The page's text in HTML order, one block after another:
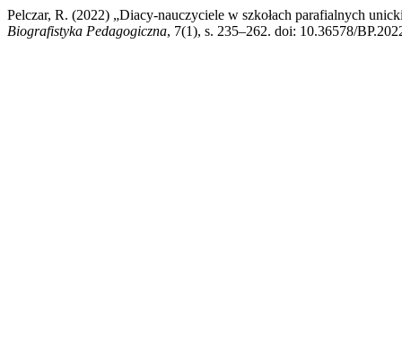
Pelczar, R. (2022) „Diacy-nauczyciele w szkołach parafialnych
Biografistyka Pedagogiczna, 7(1), s. 235–262. doi: 10.36578/